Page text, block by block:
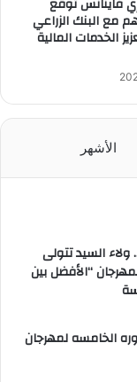
مع البنك الزراعي
الخدمات المالية
الأشهر
ولاء السيد تتولى
“الأفضل بين
الخامسه لمهرجان